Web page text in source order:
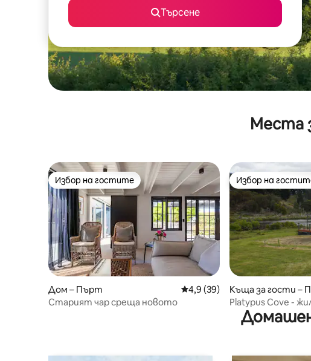
Търсене
Места
Избор на гостите
Избор на гостите
Дом – Пърт Средна оценка: 4,9 от 5, 39
4,9 (39)
Старият чар среща новото
Избор на
Избор на
Къща за гости –
Platypus Cove -
дим